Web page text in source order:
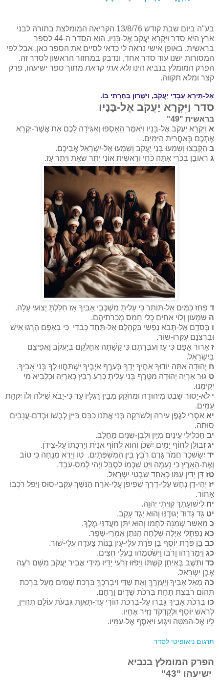
בע"ה ביום שבת קודש 13/8/76 הקריאה המומלצת בתורה לבני
ארץ היא סדר וַיִּקְרָא יַעֲקֹב אֶל-בָּנָיו, הוא הסדר ה-44 לספר
בראשית. באופן אישי נראה לי כדאי לסיים את הספר כאן, אבל לפי
המסורות ישנו עוד סדר אחד, ונדבק במחזור הראשון לסדר זה.
הפרק המומלץ בנביא הינו ולא אתי קראת מתוך ספר ישיעהו, פרק
קצר ומלא תקווה.
אַל-תִּירָא עַבְדִּי יַעֲקֹב, וִישֻׁרוּן בָּחַרְתִּי בוֹ.
סדר וַיִּקְרָא יַעֲקֹב אֶל-בָּנָיו
בראשית "49"
א וַיִּקְרָא יַעֲקֹב אֶל-בָּנָיו וַיֹּאמֶר הֵאָסְפוּ וְאַגִּידָה לָכֶם אֵת אֲשֶׁר-יִקְרָא
אֶתְכֶם בְּאַחֲרִית הַיָּמִים.
ב הִקָּבְצוּ וְשִׁמְעוּ בְּנֵי יַעֲקֹב וְשִׁמְעוּ אֶל-יִשְׂרָאֵל אֲבִיכֶם.
ג רְאוּבֵן בְּכֹרִי אַתָּה כֹּחִי וְרֵאשִׁית אוֹנִי יֶתֶר שְׂאֵת וְיֶתֶר עָז.
ד פַּחַז כַּמַּיִם אַל-תּוֹתַר כִּי עָלִיתָ מִשְׁכְּבֵי אָבִיךָ אָז חִלַּלְתָּ יְצוּעִי עָלָה.
ה שִׁמְעוֹן וְלֵוִי אַחִים כְּלֵי חָמָס מְכֵרֹתֵיהֶם.
ו בְּסֹדָם אַל-תָּבֹא נַפְשִׁי בִּקְהָלָם אַל-תֵּחַד כְּבֹדִי כִּי בְאַפָּם הָרְגוּ אִישׁ
וּבִרְצֹנָם עִקְּרוּ-שׁוֹר.
ז אָרוּר אַפָּם כִּי עָז וְעֶבְרָתָם כִּי קָשָׁתָה אֲחַלְּקֵם בְּיַעֲקֹב וַאֲפִיצֵם
בְּיִשְׂרָאֵל.
ח יְהוּדָה אַתָּה יוֹדוּךָ אַחֶיךָ יָדְךָ בְּעֹרֶף אֹיְבֶיךָ יִשְׁתַּחֲווּ לְךָ בְּנֵי אָבִיךָ.
ט גּוּר אַרְיֵה יְהוּדָה מִטֶּרֶף בְּנִי עָלִיתָ כָּרַע רָבַץ כְּאַרְיֵה וּכְלָבִיא מִי
יְקִימֶנּוּ.
י לֹא-יָסוּר שֵׁבֶט מִיהוּדָה וּמְחֹקֵק מִבֵּין רַגְלָיו עַד כִּי-יָבֹא שִׁילֹה וְלוֹ יִקְּהַת
עַמִּים.
יא אֹסְרִי לַגֶּפֶן עִירֹה וְלַשֹּׂרֵקָה בְּנִי אֲתֹנוֹ כִּבֵּס בַּיַּיִן לְבֻשׁוֹ וּבְדַם-עֲנָבִים
סוּתֹה.
יב חַכְלִילִי עֵינַיִם מִיָּיִן וּלְבֶן-שִׁנַּיִם מֵחָלָב.
יג זְבוּלֻן לְחוֹף יַמִּים יִשְׁכֹּן וְהוּא לְחוֹף אֳנִיֹּת וְיַרְכָתוֹ עַל-צִידֹן.
יד יִשָּׂשכָר חֲמֹר גָּרֶם רֹבֵץ בֵּין הַמִּשְׁפְּתָיִם. טו וַיַּרְא מְנֻחָה כִּי טוֹב
וְאֶת-הָאָרֶץ כִּי נָעֵמָה וַיֵּט שִׁכְמוֹ לִסְבֹּל וַיְהִי לְמַס-עֹבֵד.
טז דָּן יָדִין עַמּוֹ כְּאַחַד שִׁבְטֵי יִשְׂרָאֵל.
יז יְהִי-דָן נָחָשׁ עֲלֵי-דֶרֶךְ שְׁפִיפֹן עֲלֵי-אֹרַח הַנֹּשֵׁךְ עִקְּבֵי-סוּס וַיִּפֹּל רֹכְבוֹ
אָחוֹר.
יח לִישׁוּעָתְךָ קִוִּיתִי יְהוָה.
יט גָּד גְּדוּד יְגוּדֶנּוּ וְהוּא יָגֻד עָקֵב.
כ מֵאָשֵׁר שְׁמֵנָה לַחְמוֹ וְהוּא יִתֵּן מַעֲדַנֵּי-מֶלֶךְ.
כא נַפְתָּלִי אַיָּלָה שְׁלֻחָה הַנֹּתֵן אִמְרֵי-שָׁפֶר.
כב בֵּן פֹּרָת יוֹסֵף בֵּן פֹּרָת עֲלֵי-עָיִן בָּנוֹת צָעֲדָה עֲלֵי-שׁוּר.
כג וַיְמָרְרֻהוּ וָרֹבּוּ וַיִּשְׂטְמֻהוּ בַּעֲלֵי חִצִּים.
כד וַתֵּשֶׁב בְּאֵיתָן קַשְׁתּוֹ וַיָּפֹזּוּ זְרֹעֵי יָדָיו מִידֵי אֲבִיר יַעֲקֹב מִשָּׁם רֹעֶה
אֶבֶן יִשְׂרָאֵל.
כה מֵאֵל אָבִיךָ וְיַעְזְרֶךָּ וְאֵת שַׁדַּי וִיבָרְכֶךָּ בִּרְכֹת שָׁמַיִם מֵעָל בִּרְכֹת
תְּהוֹם רֹבֶצֶת תָּחַת בִּרְכֹת שָׁדַיִם וָרָחַם.
כו בִּרְכֹת אָבִיךָ גָּבְרוּ עַל-בִּרְכֹת הוֹרַי עַד-תַּאֲוַת גִּבְעֹת עוֹלָם תִּהְיֶיןָ
לְרֹאשׁ יוֹסֵף וּלְקָדְקֹד נְזִיר אֶחָיו.
לָיו אֶל-הַמִּטָּה וַיִּגְוַע וַיֵּאָסֶף אֶל-עַמָּיו.
תרגום ניאופיטי לסדר
הפרק המומלץ בנביא
ישיעהו "43"